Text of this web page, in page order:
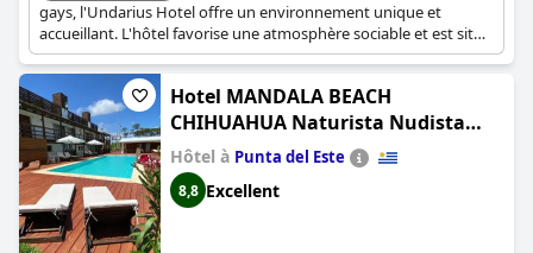
gays, l'Undarius Hotel offre un environnement unique et
accueillant. L'hôtel favorise une atmosphère sociable et est situé
près de la plage, offrant une expérience sur mesure pour sa
démographie cible.
Hotel MANDALA BEACH
CHIHUAHUA Naturista Nudista
Opcional -Exclusivo Adultos- (Hotel
MANDALA)
Hôtel à Punta del Este
8,8 Excellent